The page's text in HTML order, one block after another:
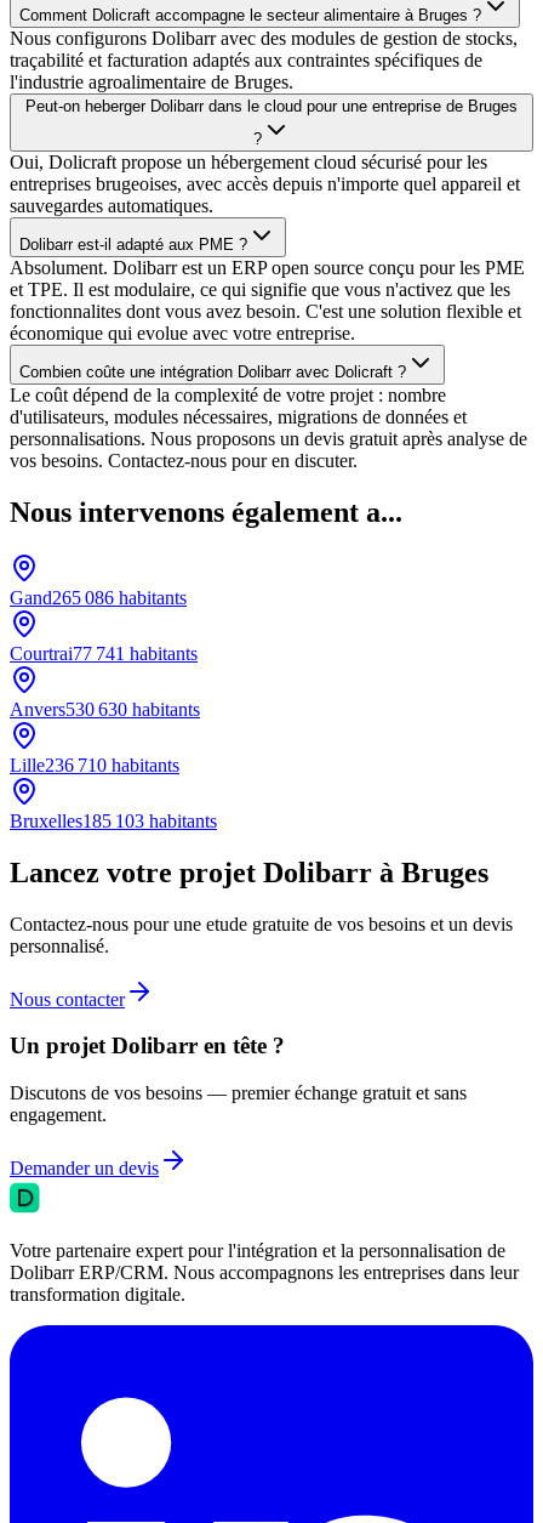
Comment Dolicraft accompagne le secteur alimentaire à Bruges ?
Nous configurons Dolibarr avec des modules de gestion de stocks,
traçabilité et facturation adaptés aux contraintes spécifiques de
l'industrie agroalimentaire de Bruges.
Peut-on heberger Dolibarr dans le cloud pour une entreprise de Bruges
?
Oui, Dolicraft propose un hébergement cloud sécurisé pour les
entreprises brugeoises, avec accès depuis n'importe quel appareil et
sauvegardes automatiques.
Dolibarr est-il adapté aux PME ?
Absolument. Dolibarr est un ERP open source conçu pour les PME
et TPE. Il est modulaire, ce qui signifie que vous n'activez que les
fonctionnalites dont vous avez besoin. C'est une solution flexible et
économique qui evolue avec votre entreprise.
Combien coûte une intégration Dolibarr avec Dolicraft ?
Le coût dépend de la complexité de votre projet : nombre
d'utilisateurs, modules nécessaires, migrations de données et
personnalisations. Nous proposons un devis gratuit après analyse de
vos besoins. Contactez-nous pour en discuter.
Nous intervenons également a...
Gand265 086 habitants
Courtrai77 741 habitants
Anvers530 630 habitants
Lille236 710 habitants
Bruxelles185 103 habitants
Lancez votre projet Dolibarr à Bruges
Contactez-nous pour une etude gratuite de vos besoins et un devis
personnalisé.
Nous contacter
Un projet Dolibarr en tête ?
Discutons de vos besoins — premier échange gratuit et sans
engagement.
Demander un devis
Votre partenaire expert pour l'intégration et la personnalisation de
Dolibarr ERP/CRM. Nous accompagnons les entreprises dans leur
transformation digitale.